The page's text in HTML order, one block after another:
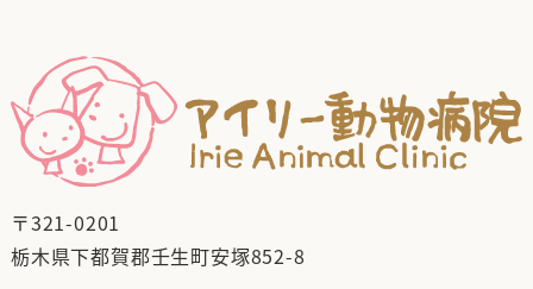
〒321-0201
栃木県下都賀郡壬生町安塚852-8